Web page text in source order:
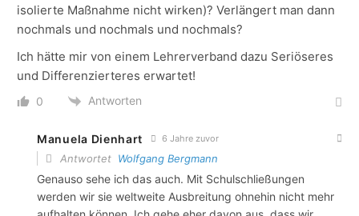
isolierte Maßnahme nicht wirken)? Verlängert man dann
nochmals und nochmals und nochmals?
Ich hätte mir von einem Lehrerverband dazu Seriöseres
und Differenzierteres erwartet!
0 Antworten
Manuela Dienhart 6 Jahre zuvor
Antwortet Wolfgang Bergmann
Genauso sehe ich das auch. Mit Schulschließungen
werden wir sie weltweite Ausbreitung ohnehin nicht mehr